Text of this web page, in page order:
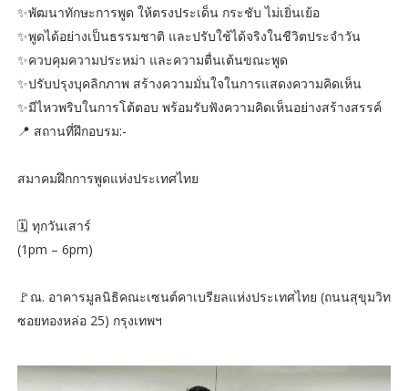
✨️พัฒนาทักษะการพูด ให้ตรงประเด็น กระชับ ไม่เยิ่นเย้อ
✨️พูดได้อย่างเป็นธรรมชาติ และปรับใช้ได้จริงในชีวิตประจำวัน
✨️ควบคุมความประหม่า และความตื่นเต้นขณะพูด
✨️ปรับปรุงบุคลิกภาพ สร้างความมั่นใจในการแสดงความคิดเห็น
✨️มีไหวพริบในการโต้ตอบ พร้อมรับฟังความคิดเห็นอย่างสร้างสรรค์
📍 สถานที่ฝึกอบรม:-
สมาคมฝึกการพูดแห่งประเทศไทย
🗓️ ทุกวันเสาร์
(1pm – 6pm)
🚩ณ. อาคารมูลนิธิคณะเซนต์คาเบรียลแห่งประเทศไทย (ถนนสุขุมวิท
ซอยทองหล่อ 25) กรุงเทพฯ